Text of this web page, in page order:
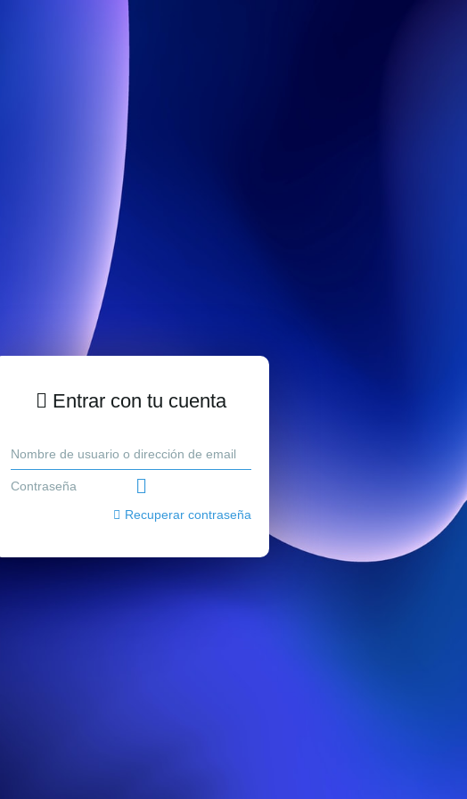
Entrar con tu cuenta
Recuperar contraseña